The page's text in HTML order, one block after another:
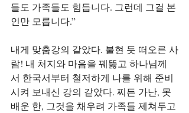
들도 가족들도 힘듭니다. 그런데 그걸 본
인만 모릅니다.”
내게 맞춤강의 같았다. 불현 듯 떠오른 사
람! 내 처지와 마음을 꿰뚫고 하나님께
서 한국서부터 철저하게 나를 위해 준비
시켜 보내신 강의 같았다. 찌든 가난, 못
배운 한, 그것을 채우려 가족들 제쳐두고